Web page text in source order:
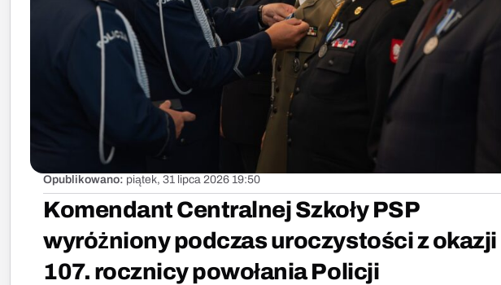
Opublikowano: piątek, 31 lipca 2026 19:50
Komendant Centralnej Szkoły PSP
wyróżniony podczas uroczystości z okazji
107. rocznicy powołania Policji